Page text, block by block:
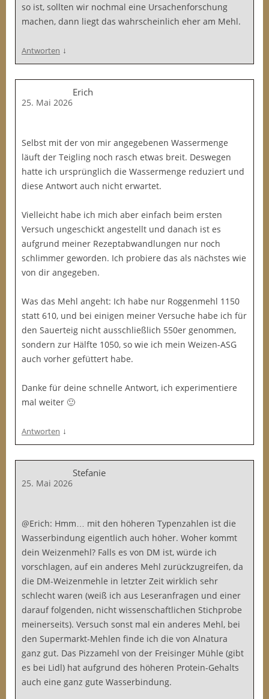
so ist, sollten wir nochmal eine Ursachenforschung
machen, dann liegt das wahrscheinlich eher am Mehl.
Antworten ↓
Erich
25. Mai 2026
Selbst mit der von mir angegebenen Wassermenge
läuft der Teigling noch rasch etwas breit. Deswegen
hatte ich ursprünglich die Wassermenge reduziert und
diese Antwort auch nicht erwartet.
Vielleicht habe ich mich aber einfach beim ersten
Versuch ungeschickt angestellt und danach ist es
aufgrund meiner Rezeptabwandlungen nur noch
schlimmer geworden. Ich probiere das als nächstes wie
von dir angegeben.
Was das Mehl angeht: Ich habe nur Roggenmehl 1150
statt 610, und bei einigen meiner Versuche habe ich für
den Sauerteig nicht ausschließlich 550er genommen,
sondern zur Hälfte 1050, so wie ich mein Weizen-ASG
auch vorher gefüttert habe.
Danke für deine schnelle Antwort, ich experimentiere
mal weiter 🙂
Antworten ↓
Stefanie
25. Mai 2026
@Erich: Hmm… mit den höheren Typenzahlen ist die
Wasserbindung eigentlich auch höher. Woher kommt
dein Weizenmehl? Falls es von DM ist, würde ich
vorschlagen, auf ein anderes Mehl zurückzugreifen, da
die DM-Weizenmehle in letzter Zeit wirklich sehr
schlecht waren (weiß ich aus Leseranfragen und einer
darauf folgenden, nicht wissenschaftlichen Stichprobe
meinerseits). Versuch sonst mal ein anderes Mehl, bei
den Supermarkt-Mehlen finde ich die von Alnatura
ganz gut. Das Pizzamehl von der Freisinger Mühle (gibt
es bei Lidl) hat aufgrund des höheren Protein-Gehalts
auch eine ganz gute Wasserbindung.